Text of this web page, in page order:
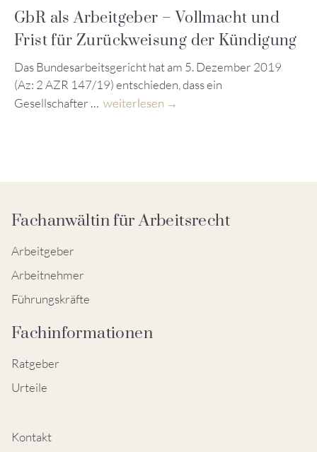
GbR als Arbeitgeber – Vollmacht und
Frist für Zurückweisung der Kündigung
Das Bundesarbeitsgericht hat am 5. Dezember 2019
(Az: 2 AZR 147/19) entschieden, dass ein
Gesellschafter … weiterlesen
Fachanwältin für Arbeitsrecht
Arbeitgeber
Arbeitnehmer
Führungskräfte
Fachinformationen
Ratgeber
Urteile
Kontakt